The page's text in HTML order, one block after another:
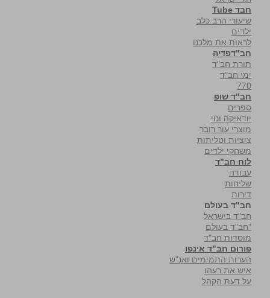
חבד Tube
שיעורי הרב כלב
ילדים
לראות את מלכנו
חב"דפדיה
תורת חב"ד
ימי חב"ד
770
חב"ד שופ
ספרים
יודאיקה ונוי
מוצרי עור רובר
ציציות וטליתות
משחקי ילדים
לוח חב"ד
עבודה
שליחות
דירות
חב"ד בעולם
חב"ד בישראל
"חב"ד בעולם
מוסדות חב"ד
פורום חב"ד אינפו
הערות התמימים ואנ"ש
איש את רעהו
על דעת הקהל